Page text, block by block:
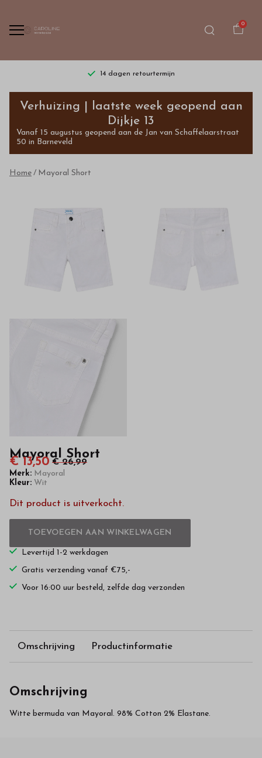
0
14 dagen retourtermijn
Mayoral
Short
Bestel
kwaliteit
onze
webshop
Verhuizing | laatste week geopend aan
Dijkje 13
Vanaf 15 augustus geopend aan de Jan van Schaffelaarstraat
50 in Barneveld
Home Mayoral Short
Mayoral Short
€ 13,50 € 26,99
Merk: Mayoral
Kleur: Wit
Dit product is uitverkocht.
TOEVOEGEN AAN WINKELWAGEN
Levertijd 1-2 werkdagen
Gratis verzending vanaf €75,-
Voor 16:00 uur besteld, zelfde dag verzonden
Omschrijving Productinformatie
Omschrijving
Witte bermuda van Mayoral. 98% Cotton 2% Elastane.